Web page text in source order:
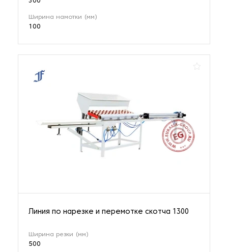
Ширина намотки (мм)
100
Линия по нарезке и перемотке скотча 1300
Ширина резки (мм)
500